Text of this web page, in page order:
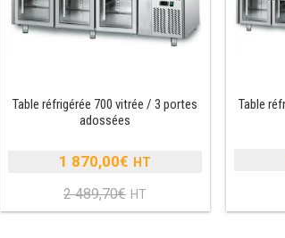
Table réfrigérée 700 vitrée / 3 portes
adossées
2 489,70€
prix
initial
1 870,00€
Le
prix
Table